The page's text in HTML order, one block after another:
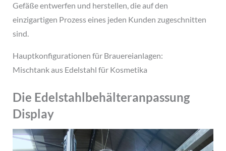
Gefäße entwerfen und herstellen, die auf den
einzigartigen Prozess eines jeden Kunden zugeschnitten
sind.
Hauptkonfigurationen für Brauereianlagen:
Mischtank aus Edelstahl für Kosmetika
Die Edelstahlbehälteranpassung
Display